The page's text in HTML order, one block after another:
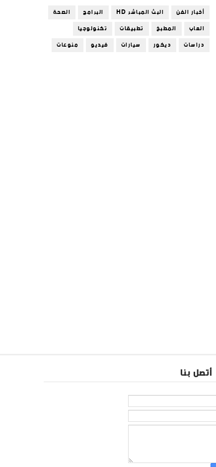
أخبار الفن البث المباشر HD البرامج
الصحة
العاب
المطبخ تطبيقات
تكنولوجيا
دراسات
ديكور سيارات فيديو منوعات
أتصل بنا